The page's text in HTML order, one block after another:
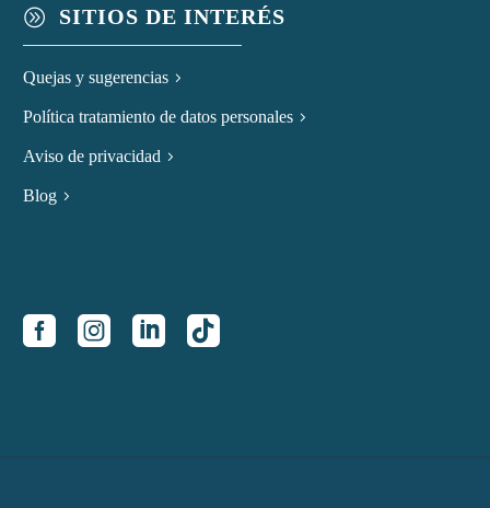
A SITIOS DE INTERÉS
Quejas y sugerencias
Política tratamiento de datos personales
Aviso de privacidad
Blog